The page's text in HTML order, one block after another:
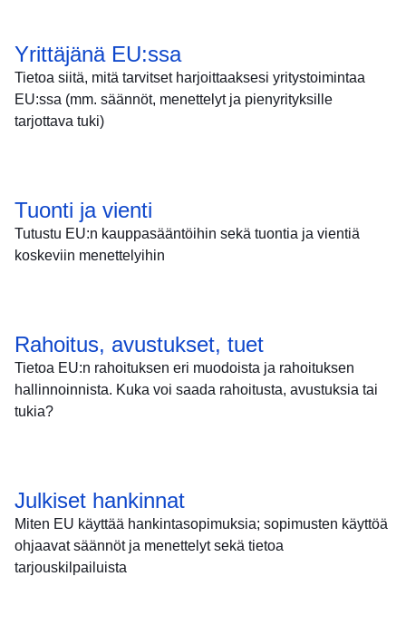
Yrittäjänä EU:ssa
Tietoa siitä, mitä tarvitset harjoittaaksesi yritystoimintaa
EU:ssa (mm. säännöt, menettelyt ja pienyrityksille
tarjottava tuki)
Tuonti ja vienti
Tutustu EU:n kauppasääntöihin sekä tuontia ja vientiä
koskeviin menettelyihin
Rahoitus, avustukset, tuet
Tietoa EU:n rahoituksen eri muodoista ja rahoituksen
hallinnoinnista. Kuka voi saada rahoitusta, avustuksia tai
tukia?
Julkiset hankinnat
Miten EU käyttää hankintasopimuksia; sopimusten käyttöä
ohjaavat säännöt ja menettelyt sekä tietoa
tarjouskilpailuista